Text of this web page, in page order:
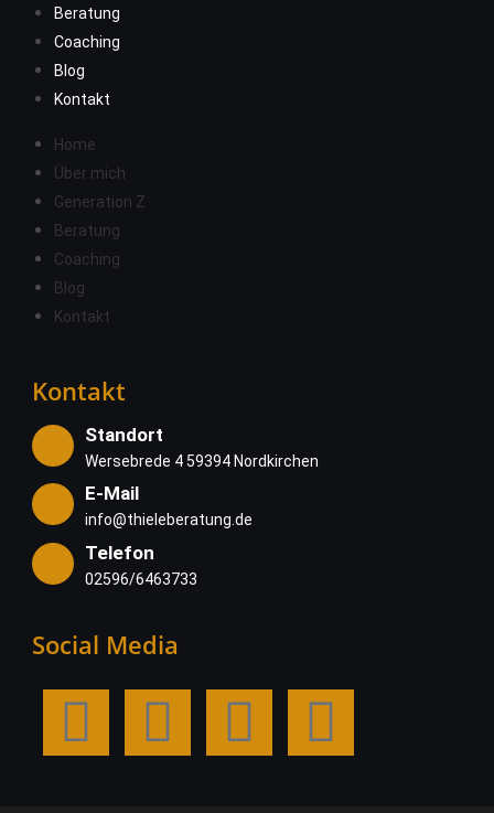
Beratung
Coaching
Blog
Kontakt
Home
Über mich
Generation Z
Beratung
Coaching
Blog
Kontakt
Kontakt
Standort
Wersebrede 4 59394 Nordkirchen
E-Mail
info@thieleberatung.de
Telefon
02596/6463733
Social Media